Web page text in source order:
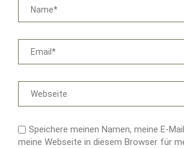
Speichere meinen Namen, meine E-
meine Webseite in diesem Browser für